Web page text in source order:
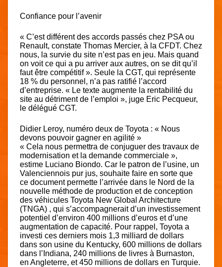
Confiance pour l’avenir
« C’est différent des accords passés chez PSA ou
Renault, constate Thomas Mercier, à la CFDT. Chez
nous, la survie du site n’est pas en jeu. Mais quand
on voit ce qui a pu arriver aux autres, on se dit qu’il
faut être compétitif ». Seule la CGT, qui représente
18 % du personnel, n’a pas ratifié l’accord
d’entreprise. « Le texte augmente la rentabilité du
site au détriment de l’emploi », juge Eric Pecqueur,
le délégué CGT.
Didier Leroy, numéro deux de Toyota : « Nous
devons pouvoir gagner en agilité »
« Cela nous permettra de conjuguer des travaux de
modernisation et la demande commerciale »,
estime Luciano Biondo. Car le patron de l’usine, un
Valenciennois pur jus, souhaite faire en sorte que
ce document permette l’arrivée dans le Nord de la
nouvelle méthode de production et de conception
des véhicules Toyota New Global Architecture
(TNGA) , qui s’accompagnerait d’un investissement
potentiel d’environ 400 millions d’euros et d’une
augmentation de capacité. Pour rappel, Toyota a
investi ces derniers mois 1,3 milliard de dollars
dans son usine du Kentucky, 600 millions de dollars
dans l’Indiana, 240 millions de livres à Burnaston,
en Angleterre, et 450 millions de dollars en Turquie.